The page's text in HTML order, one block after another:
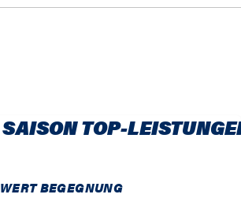
SAISON TOP-
WERTBEGEGNUNG